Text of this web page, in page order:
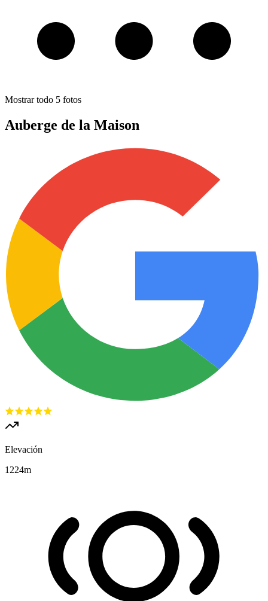
Mostrar todo 5 fotos
Auberge de la Maison
Elevación
1224m